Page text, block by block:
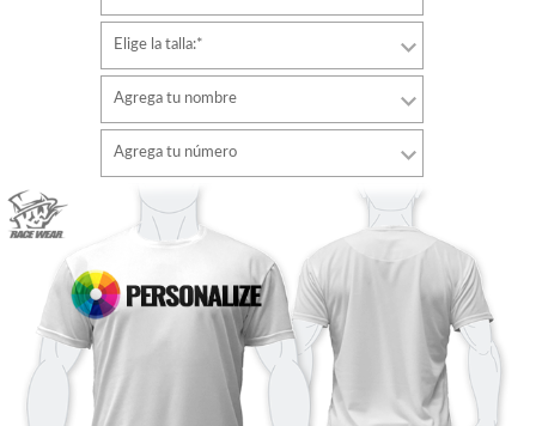
Elige la talla:*
Agrega tu nombre
Color de fuente
Color de contorno
Sin contorno
Agrega tu número
Tipo de letra
estilo
Color de fuente
Color de contorno